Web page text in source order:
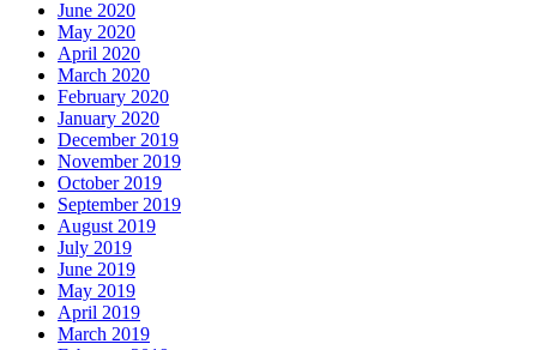
June 2020
May 2020
April 2020
March 2020
February 2020
January 2020
December 2019
November 2019
October 2019
September 2019
August 2019
July 2019
June 2019
May 2019
April 2019
March 2019